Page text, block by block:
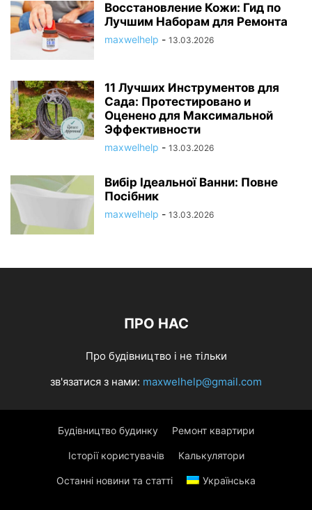
Восстановление Кожи: Гид по
Лучшим Наборам для Ремонта
maxwelhelp - 13.03.2026
11 Лучших Инструментов для
Сада: Протестировано и
Оценено для Максимальной
Эффективности
maxwelhelp - 13.03.2026
Вибір Ідеальної Ванни: Повне
Посібник
maxwelhelp - 13.03.2026
ПРО НАС
Про будівництво і не тільки
зв'язатися з нами: maxwelhelp@gmail.com
Будівництво будинку Ремонт квартири
Історії користувачів Калькулятори
Останні новини та статті Українська